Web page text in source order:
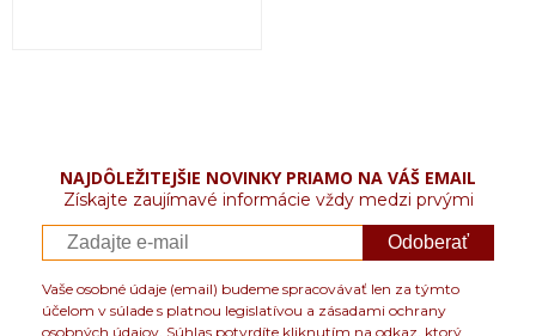
NAJDÔLEŽITEJŠIE NOVINKY PRIAMO NA VÁŠ EMAIL
Získajte zaujímavé informácie vždy medzi prvými
Odoberať
Vaše osobné údaje (email) budeme spracovávať len za týmto
účelom v súlade s platnou legislatívou a zásadami ochrany
osobných údajov. Súhlas potvrdíte kliknutím na odkaz, ktorý